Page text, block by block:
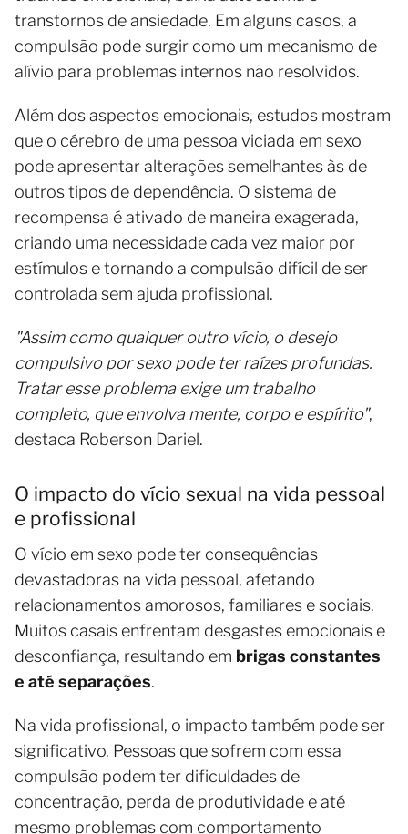
transtornos de ansiedade. Em alguns casos, a
compulsão pode surgir como um mecanismo de
alívio para problemas internos não resolvidos.
Além dos aspectos emocionais, estudos mostram
que o cérebro de uma pessoa viciada em sexo
pode apresentar alterações semelhantes às de
outros tipos de dependência. O sistema de
recompensa é ativado de maneira exagerada,
criando uma necessidade cada vez maior por
estímulos e tornando a compulsão difícil de ser
controlada sem ajuda profissional.
"Assim como qualquer outro vício, o desejo
compulsivo por sexo pode ter raízes profundas.
Tratar esse problema exige um trabalho
completo, que envolva mente, corpo e espírito",
destaca Roberson Dariel.
O impacto do vício sexual na vida pessoal
e profissional
O vício em sexo pode ter consequências
devastadoras na vida pessoal, afetando
relacionamentos amorosos, familiares e sociais.
Muitos casais enfrentam desgastes emocionais e
desconfiança, resultando em brigas constantes
e até separações.
Na vida profissional, o impacto também pode ser
significativo. Pessoas que sofrem com essa
compulsão podem ter dificuldades de
concentração, perda de produtividade e até
mesmo problemas com comportamento